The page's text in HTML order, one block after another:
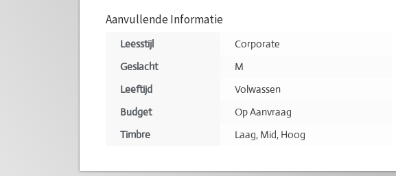
Aanvullende Informatie
Leesstijl
Corporate
Geslacht
M
Leeftijd
Volwassen
Budget
Op Aanvraag
Timbre
Laag, Mid, Hoog